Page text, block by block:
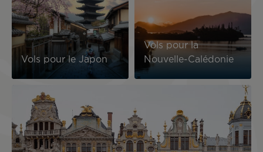
Vols pour le Japon
Vols pour la
Nouvelle-Calédonie